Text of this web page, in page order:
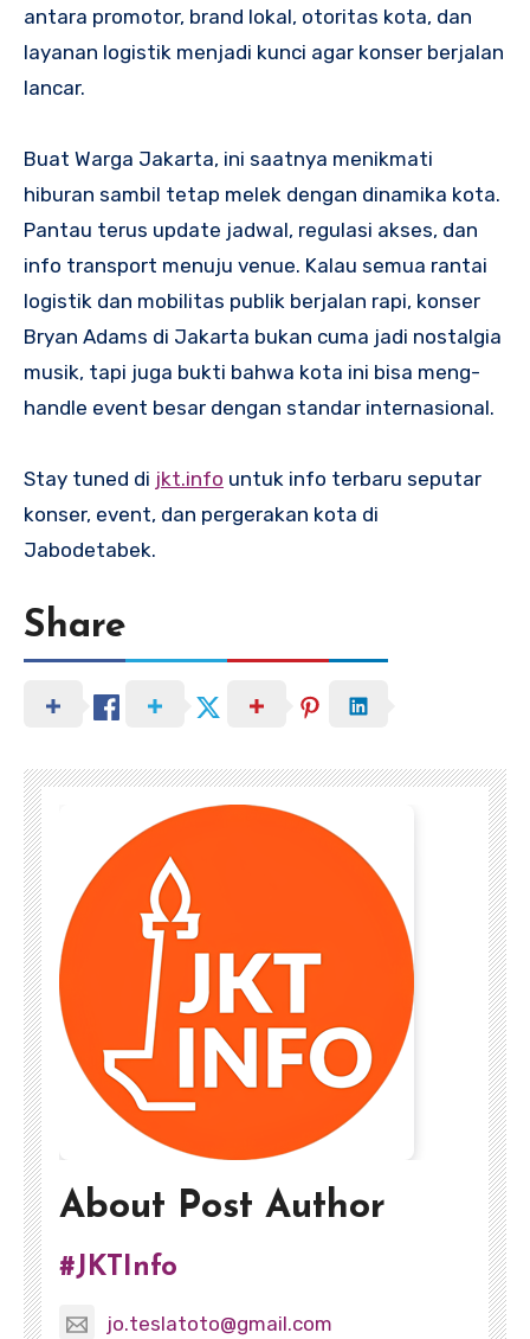
antara promotor, brand lokal, otoritas kota, dan
layanan logistik menjadi kunci agar konser berjalan
lancar.
Buat Warga Jakarta, ini saatnya menikmati
hiburan sambil tetap melek dengan dinamika kota.
Pantau terus update jadwal, regulasi akses, dan
info transport menuju venue. Kalau semua rantai
logistik dan mobilitas publik berjalan rapi, konser
Bryan Adams di Jakarta bukan cuma jadi nostalgia
musik, tapi juga bukti bahwa kota ini bisa meng-
handle event besar dengan standar internasional.
Stay tuned di jkt.info untuk info terbaru seputar
konser, event, dan pergerakan kota di
Jabodetabek.
Share
About Post Author
#JKTInfo
jo.teslatoto@gmail.com